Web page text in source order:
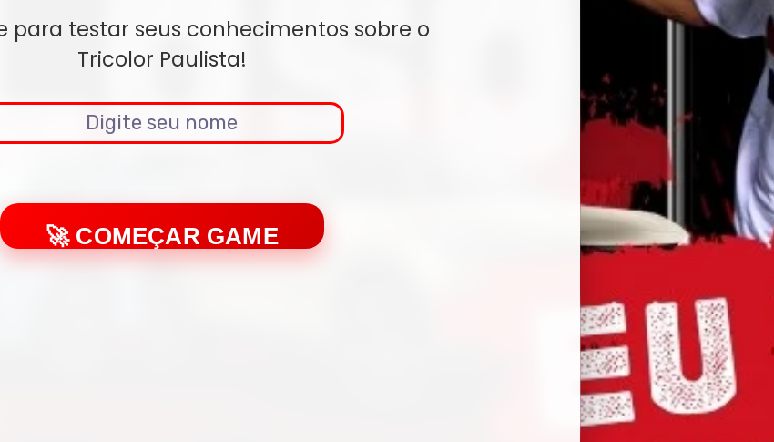
para testar seus conhecimentos sobre o
Tricolor Paulista!
🚀 COMEÇAR GAME